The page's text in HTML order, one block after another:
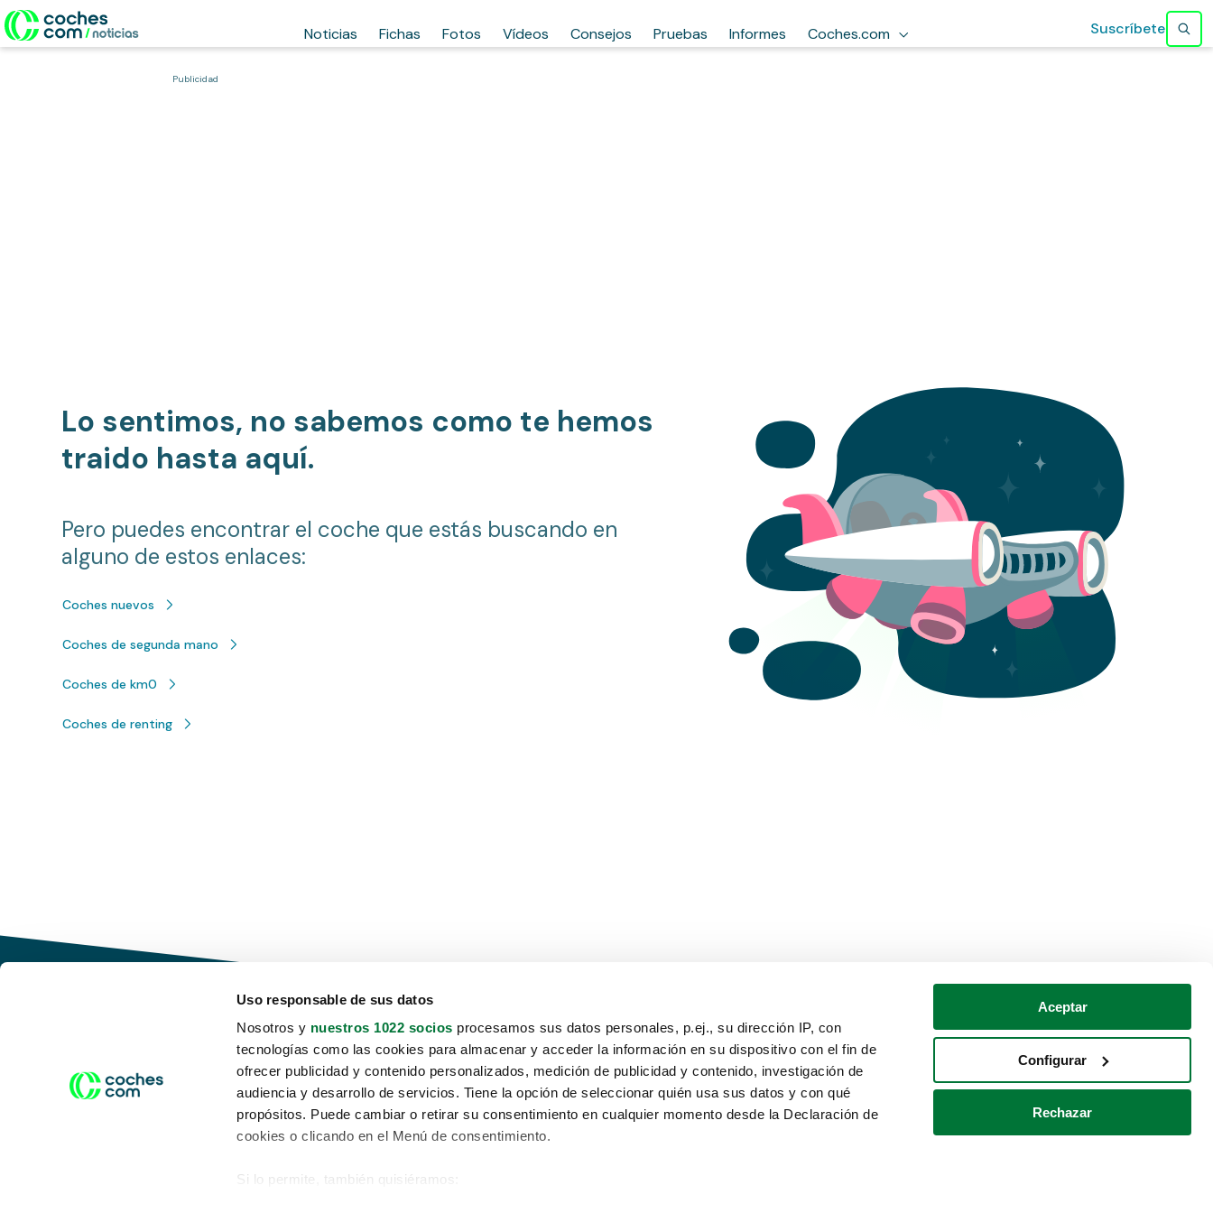
Uso responsable de sus datos
Nosotros y nuestros 1022 socios procesamos sus datos personales, p.ej., su dirección IP, con
tecnologías como las cookies para almacenar y acceder la información en su dispositivo con el fin de
ofrecer publicidad y contenido personalizados, medición de publicidad y contenido, investigación de
audiencia y desarrollo de servicios. Tiene la opción de seleccionar quién usa sus datos y con qué
propósitos. Puede cambiar o retirar su consentimiento en cualquier momento desde la Declaración de
cookies o clicando en el Menú de consentimiento.
Si lo permite, también quisiéramos:
Aceptar
Configurar
Rechazar
Noticias Fichas Fotos Vídeos Consejos Pruebas Informes Coches.com Suscríbete
Publicidad
Lo sentimos, no sabemos como te hemos
traido hasta aquí.
Pero puedes encontrar el coche que estás buscando en
alguno de estos enlaces:
Coches nuevos
Coches de segunda mano
Coches de km0
Coches de renting
Conduce tu futuro,
desata tu movilidad